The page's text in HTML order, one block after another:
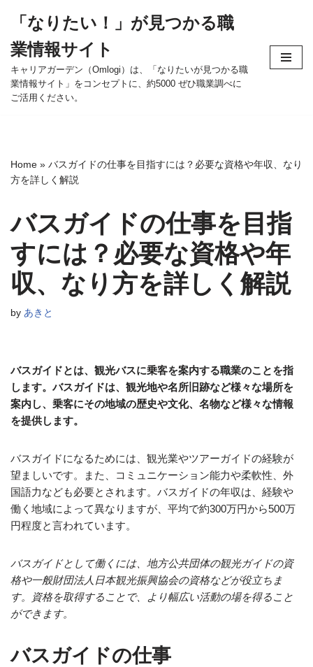
ン
テ
ン
ツ
ッ
プ
「なりたい！」が見つかる職
業情報サイト
キャリアガーデン（Omlogi）は、「なりたいが見つかる職
業情報サイト」をコンセプトに、約5000 ぜひ職業調べに
ご活用ください。
Home » バスガイドの仕事を目指すには？必要な資格や年収、なり
方を詳しく解説
バスガイドの仕事を目指
すには？必要な資格や年
収、なり方を詳しく解説
by あきと
バスガイドとは、観光バスに乗客を案内する職業のことを指
します。バスガイドは、観光地や名所旧跡など様々な場所を
案内し、乗客にその地域の歴史や文化、名物など様々な情報
を提供します。
バスガイドになるためには、観光業やツアーガイドの経験が
望ましいです。また、コミュニケーション能力や柔軟性、外
国語力なども必要とされます。バスガイドの年収は、経験や
働く地域によって異なりますが、平均で約300万円から500万
円程度と言われています。
バスガイドとして働くには、地方公共団体の観光ガイドの資
格や一般財団法人日本観光振興協会の資格などが役立ちま
す。資格を取得することで、より幅広い活動の場を得ること
ができます。
バスガイドの仕事